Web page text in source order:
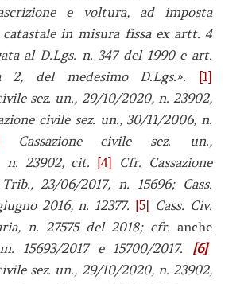
e voltura, ad imposta
catastale in misura fissa ex artt. 4
al D.Lgs. n. 347 del 1990 e art.
2, del medesimo D.Lgs.».
[1]
sez. un., 29/10/2020, n. 23902,
civile sez. un., 30/11/2006, n.
Cassazione civile sez. un.,
n. 23902, cit.
[4]
Cfr. Cassazione
23/06/2017, n. 15696; Cass.
2016, n. 12377. [5] Cass. Civ.
n. 27575 del 2018; cfr.anche
15693/2017 e 15700/2017.
[6]
sez. un., 29/10/2020, n. 23902,